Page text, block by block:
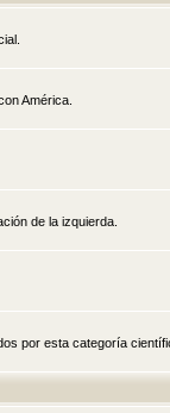
América.
de la izquierda.
por esta categoría